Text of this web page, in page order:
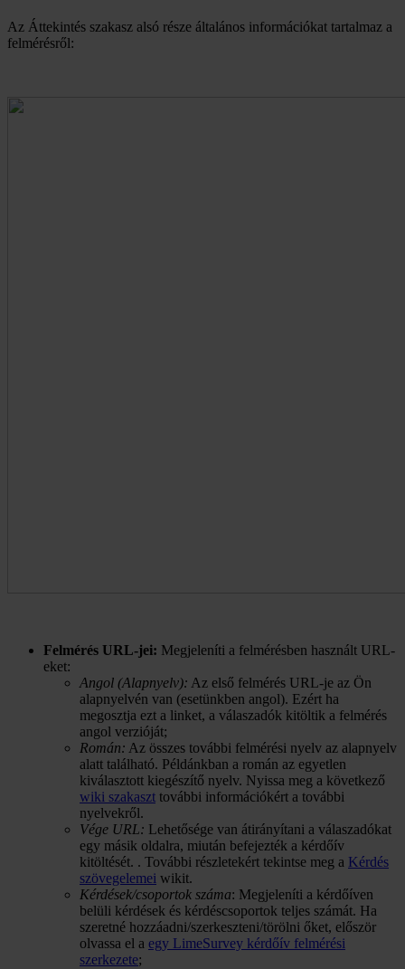
Az Áttekintés szakasz alsó része általános információkat tartalmaz a
felmérésről:
Felmérés URL-jei: Megjeleníti a felmérésben használt URL-
eket:
Angol (Alapnyelv): Az első felmérés URL-je az Ön
alapnyelvén van (esetünkben angol). Ezért ha
megosztja ezt a linket, a válaszadók kitöltik a felmérés
angol verzióját;
Román: Az összes további felmérési nyelv az alapnyelv
alatt található. Példánkban a román az egyetlen
kiválasztott kiegészítő nyelv. Nyissa meg a következő
wiki szakaszt további információkért a további
nyelvekről.
Vége URL: Lehetősége van átirányítani a válaszadókat
egy másik oldalra, miután befejezték a kérdőív
kitöltését. . További részletekért tekintse meg a Kérdés
szövegelemei wikit.
Kérdések/csoportok száma: Megjeleníti a kérdőíven
belüli kérdések és kérdéscsoportok teljes számát. Ha
szeretné hozzáadni/szerkeszteni/törölni őket, először
olvassa el a egy LimeSurvey kérdőív felmérési
szerkezete;